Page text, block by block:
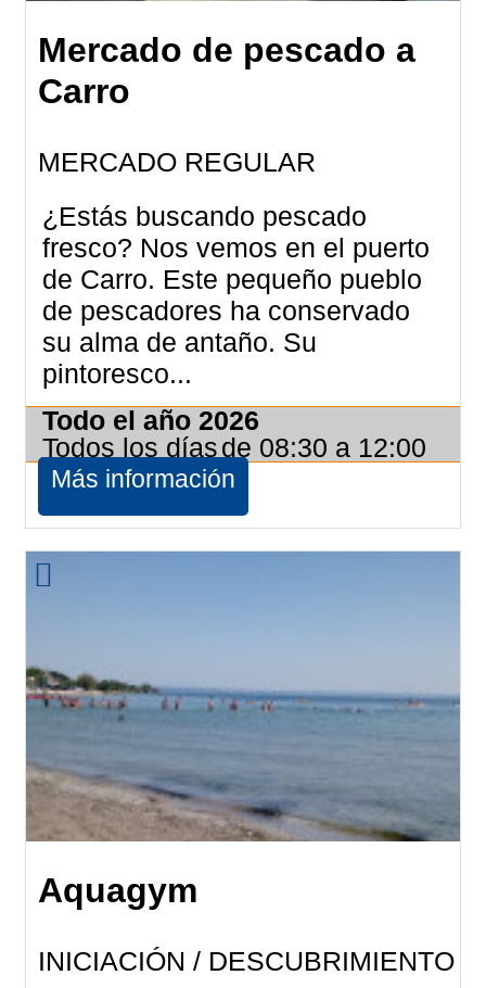
Mercado de pescado a
Carro
MERCADO REGULAR
¿Estás buscando pescado
fresco? Nos vemos en el puerto
de Carro. Este pequeño pueblo
de pescadores ha conservado
su alma de antaño. Su
pintoresco...
Todo el año 2026
Todos los díasde 08:30 a 12:00
Más información
Aquagym
INICIACIÓN / DESCUBRIMIENTO